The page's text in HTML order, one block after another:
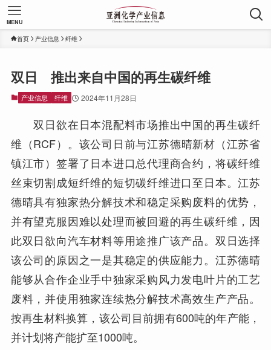
MENU
首页 产业信息 纤维
双日 推出来自中国的再生碳纤维
产业信息 纤维 2024年11月28日
双日欲在日本混配料市场推出中国的再生碳纤
维（RCF）。该公司日前与江苏德晴新材（江苏省
镇江市）签署了日本进口总代理商合约，将碳纤维
丝束切割成短纤维的短切碳纤维进口至日本。江苏
德晴具有独家热分解技术和稳定采购废料的优势，
并有望克服因难以处理而被回避的再生碳纤维，因
此双日欲向汽车材料等用途推广该产品。双日选择
该公司的原因之一是其稳定的供应能力。江苏德晴
能够从合作企业手中独家采购风力发电叶片的工艺
废料，并使用独家连续热分解技术高效生产产品。
按再生材料换算，该公司目前拥有600吨的年产能，
并计划将产能扩至1000吨。